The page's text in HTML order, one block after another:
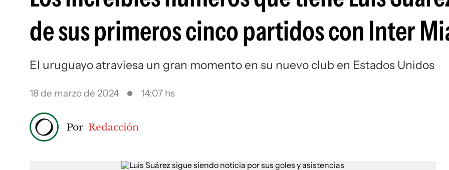
de sus primeros cinco partidos con Inter
El uruguayo atraviesa un gran momento en su nuevo club en Estados Unidos
18 de marzo de 2024 14:07 hs
Por Redacción